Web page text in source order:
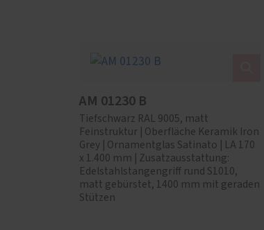
AM 01230 B
Tiefschwarz RAL 9005, matt
Feinstruktur | Oberfläche Keramik Iron
Grey | Ornamentglas Satinato | LA 170
x 1.400 mm | Zusatzausstattung:
Edelstahlstangengriff rund S1010,
matt gebürstet, 1400 mm mit geraden
Stützen